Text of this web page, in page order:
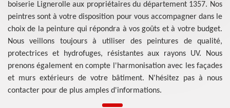
boiserie Lignerolle aux propriétaires du département 1357. Nos
peintres sont à votre disposition pour vous accompagner dans le
choix de la peinture qui répondra à vos goûts et à votre budget.
Nous veillons toujours à utiliser des peintures de qualité,
protectrices et hydrofuges, résistantes aux rayons UV. Nous
prenons également en compte l'harmonisation avec les façades
et murs extérieurs de votre bâtiment. N'hésitez pas à nous
contacter pour de plus amples d'informations.